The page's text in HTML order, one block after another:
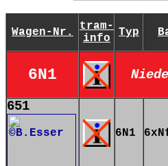
Wagen-Nr.
tram-
info
Typ
6N1
651
6N1